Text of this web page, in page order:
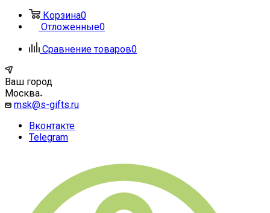
Корзина0
Отложенные0
Сравнение товаров0
Ваш город
Москва
msk@s-gifts.ru
Вконтакте
Telegram